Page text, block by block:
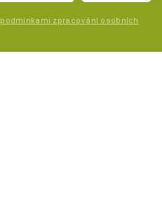
podmínkami zpracování osobních